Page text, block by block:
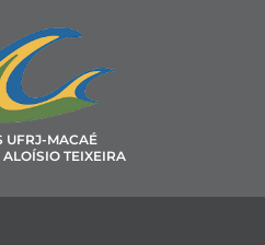
UFRJ-MACAÉ
ALOÍSIO TEIXEIRA